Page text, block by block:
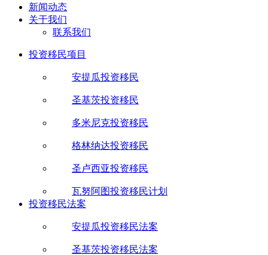
新闻动态
关于我们
联系我们
投资移民项目
安提瓜投资移民
圣基茨投资移民
多米尼克投资移民
格林纳达投资移民
圣卢西亚投资移民
瓦努阿图投资移民计划
投资移民法案
安提瓜投资移民法案
圣基茨投资移民法案